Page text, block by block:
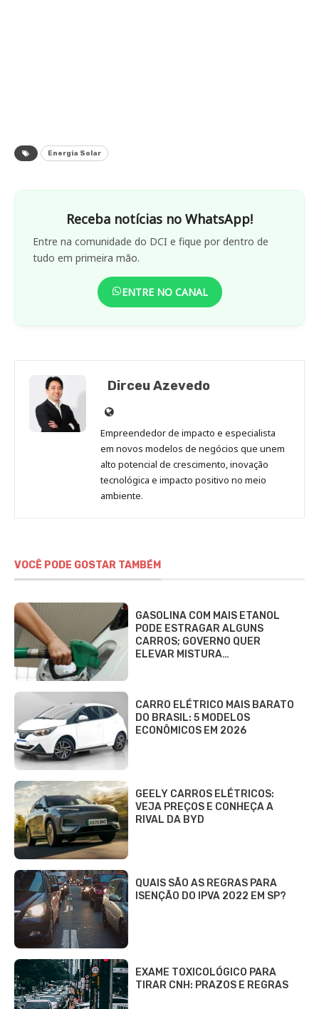
Energia Solar
Receba notícias no WhatsApp!
Entre na comunidade do DCI e fique por dentro de
tudo em primeira mão.
ENTRE NO CANAL
Dirceu Azevedo
Site
de
Dirceu
Azevedo
Empreendedor de impacto e especialista
em novos modelos de negócios que unem
alto potencial de crescimento, inovação
tecnológica e impacto positivo no meio
ambiente.
VOCÊ PODE GOSTAR TAMBÉM
GASOLINA COM MAIS ETANOL
PODE ESTRAGAR ALGUNS
CARROS; GOVERNO QUER
ELEVAR MISTURA…
CARRO ELÉTRICO MAIS BARATO
DO BRASIL: 5 MODELOS
ECONÔMICOS EM 2026
GEELY CARROS ELÉTRICOS:
VEJA PREÇOS E CONHEÇA A
RIVAL DA BYD
QUAIS SÃO AS REGRAS PARA
ISENÇÃO DO IPVA 2022 EM SP?
EXAME TOXICOLÓGICO PARA
TIRAR CNH: PRAZOS E REGRAS